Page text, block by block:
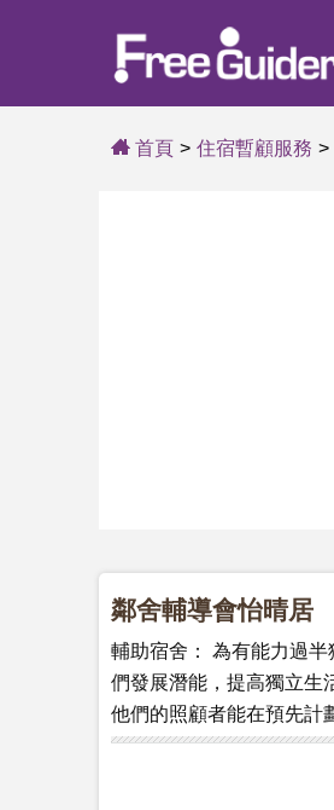
首頁 住宿暫顧服務
鄰舍輔導會怡晴居
輔助宿舍： 為有能力過
們發展潛能，提高獨立生
他們的照顧者能在預先計